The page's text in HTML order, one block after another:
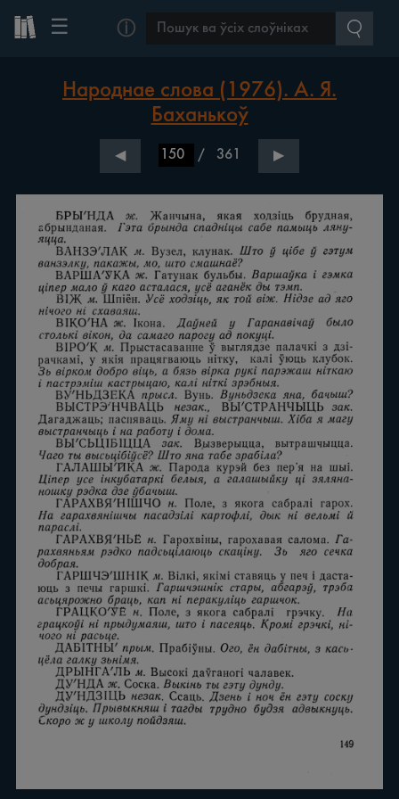
☰ ⓘ
Народнае слова (1976). А. Я.
Баханькоў
◀ / 361 ▶